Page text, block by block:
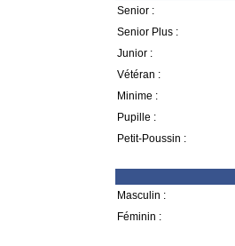
Senior :
Senior Plus :
Junior :
Vétéran :
Minime :
Pupille :
Petit-Poussin :
Masculin :
Féminin :